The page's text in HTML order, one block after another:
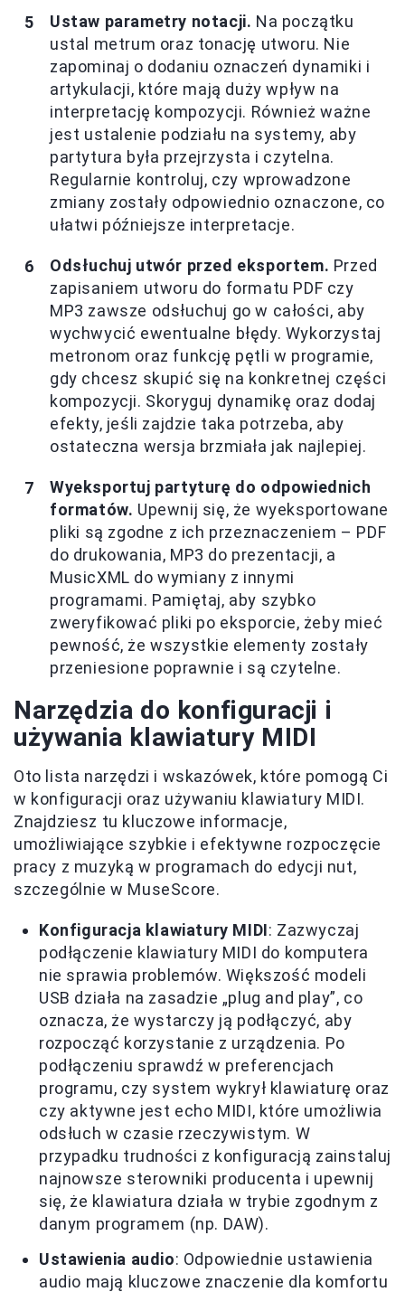
Ustaw parametry notacji. Na początku
ustal metrum oraz tonację utworu. Nie
zapominaj o dodaniu oznaczeń dynamiki i
artykulacji, które mają duży wpływ na
interpretację kompozycji. Również ważne
jest ustalenie podziału na systemy, aby
partytura była przejrzysta i czytelna.
Regularnie kontroluj, czy wprowadzone
zmiany zostały odpowiednio oznaczone, co
ułatwi późniejsze interpretacje.
Odsłuchuj utwór przed eksportem. Przed
zapisaniem utworu do formatu PDF czy
MP3 zawsze odsłuchuj go w całości, aby
wychwycić ewentualne błędy. Wykorzystaj
metronom oraz funkcję pętli w programie,
gdy chcesz skupić się na konkretnej części
kompozycji. Skoryguj dynamikę oraz dodaj
efekty, jeśli zajdzie taka potrzeba, aby
ostateczna wersja brzmiała jak najlepiej.
Wyeksportuj partyturę do odpowiednich
formatów. Upewnij się, że wyeksportowane
pliki są zgodne z ich przeznaczeniem – PDF
do drukowania, MP3 do prezentacji, a
MusicXML do wymiany z innymi
programami. Pamiętaj, aby szybko
zweryfikować pliki po eksporcie, żeby mieć
pewność, że wszystkie elementy zostały
przeniesione poprawnie i są czytelne.
Narzędzia do konfiguracji i
używania klawiatury MIDI
Oto lista narzędzi i wskazówek, które pomogą Ci
w konfiguracji oraz używaniu klawiatury MIDI.
Znajdziesz tu kluczowe informacje,
umożliwiające szybkie i efektywne rozpoczęcie
pracy z muzyką w programach do edycji nut,
szczególnie w MuseScore.
Konfiguracja klawiatury MIDI: Zazwyczaj
podłączenie klawiatury MIDI do komputera
nie sprawia problemów. Większość modeli
USB działa na zasadzie „plug and play”, co
oznacza, że wystarczy ją podłączyć, aby
rozpocząć korzystanie z urządzenia. Po
podłączeniu sprawdź w preferencjach
programu, czy system wykrył klawiaturę oraz
czy aktywne jest echo MIDI, które umożliwia
odsłuch w czasie rzeczywistym. W
przypadku trudności z konfiguracją zainstaluj
najnowsze sterowniki producenta i upewnij
się, że klawiatura działa w trybie zgodnym z
danym programem (np. DAW).
Ustawienia audio: Odpowiednie ustawienia
audio mają kluczowe znaczenie dla komfortu